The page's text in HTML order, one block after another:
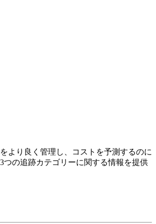
より良く管理し、コストを予測するのに
の追跡カテゴリーに関する情報を提供